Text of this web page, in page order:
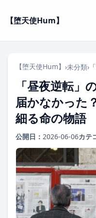
【堕天使Hum】
【堕天使Hum】 ›未分類›
「昼夜逆転」
届かなかった
細る命の物語
公開日： 2026-06-06カテ